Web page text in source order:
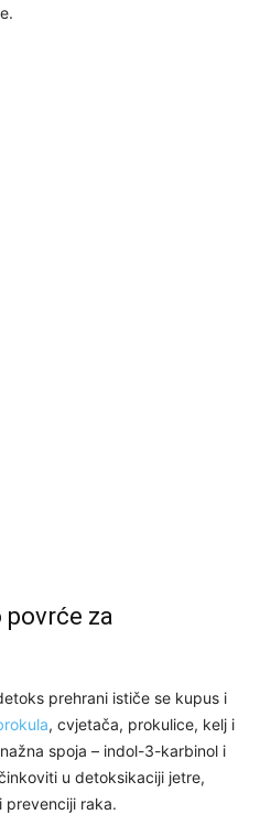
povrće za
prehrani ističe se kupus i
, cvjetača, prokulice, kelj i
spoja – indol-3-karbinol i
u detoksikaciji jetre,
prevenciji raka.